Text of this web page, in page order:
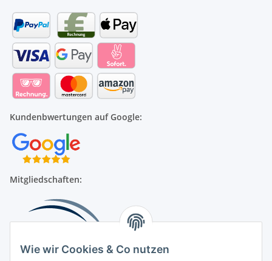
Wie wir Cookies & Co nutzen
Kundenbwertungen auf Google:
Mitgliedschaften: